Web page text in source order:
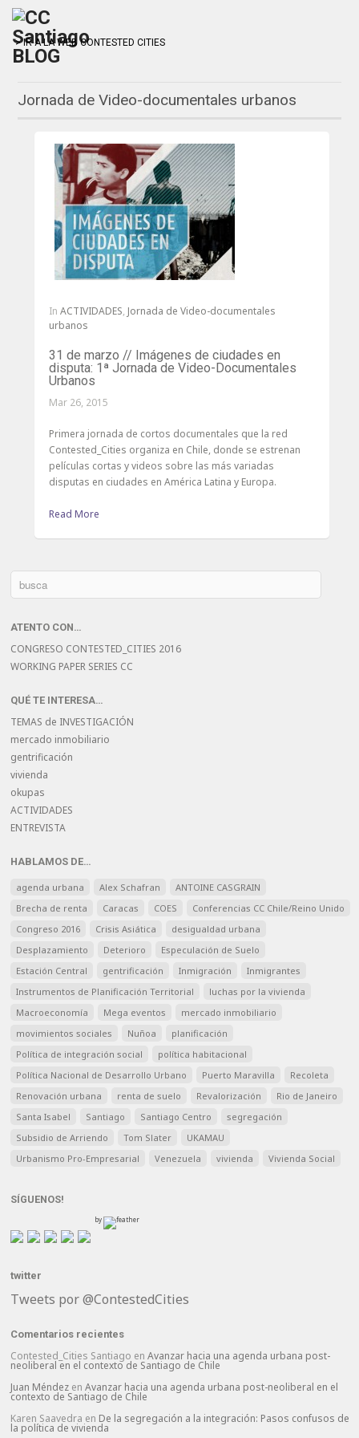
> IR A LA WEB CONTESTED CITIES
Jornada de Video-documentales urbanos
In ACTIVIDADES, Jornada de Video-documentales
urbanos
31 de marzo // Imágenes de ciudades en
disputa: 1ª Jornada de Video-Documentales
Urbanos
Mar 26, 2015
Primera jornada de cortos documentales que la red
Contested_Cities organiza en Chile, donde se estrenan
películas cortas y videos sobre las más variadas
disputas en ciudades en América Latina y Europa.
Read More
ATENTO CON…
CONGRESO CONTESTED_CITIES 2016
WORKING PAPER SERIES CC
QUÉ TE INTERESA…
TEMAS de INVESTIGACIÓN
mercado inmobiliario
gentrificación
vivienda
okupas
ACTIVIDADES
ENTREVISTA
HABLAMOS DE…
agenda urbana Alex Schafran
ANTOINE CASGRAIN
Brecha de renta
Caracas COES
Conferencias CC Chile/Reino Unido
Congreso 2016
Crisis Asiática
desigualdad urbana
Desplazamiento
Deterioro
Especulación de Suelo
Estación Central
gentrificación Inmigración
Inmigrantes
Instrumentos de Planificación Territorial
luchas por la vivienda
Macroeconomía
Mega eventos
mercado inmobiliario
movimientos sociales
Nuñoa
planificación
Política de integración social
política habitacional
Política Nacional de Desarrollo Urbano
Puerto Maravilla
Recoleta
Renovación urbana
renta de suelo Revalorización
Rio de Janeiro
Santa Isabel
Santiago Santiago Centro
segregación
Subsidio de Arriendo
Tom Slater
UKAMAU
Urbanismo Pro-Empresarial
Venezuela vivienda Vivienda Social
SÍGUENOS!
by
twitter
Tweets por @ContestedCities
Comentarios recientes
Contested_Cities Santiago enAvanzar hacia una agenda urbana post-
neoliberal en el contexto de Santiago de Chile
Juan Méndez enAvanzar hacia una agenda urbana post-neoliberal en el
contexto de Santiago de Chile
Karen Saavedra en De la segregación a la integración: Pasos confusos de
la política de vivienda